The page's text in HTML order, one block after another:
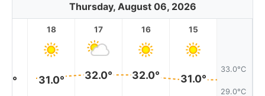
Thursday, August 06, 2026
33.0°C
29.0°C
15
31.0°
16
32.0°
17
32.0°
18
31.0°